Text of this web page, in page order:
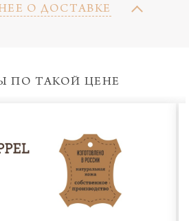
О ДОСТАВКЕ
ПО ТАКОЙ ЦЕНЕ